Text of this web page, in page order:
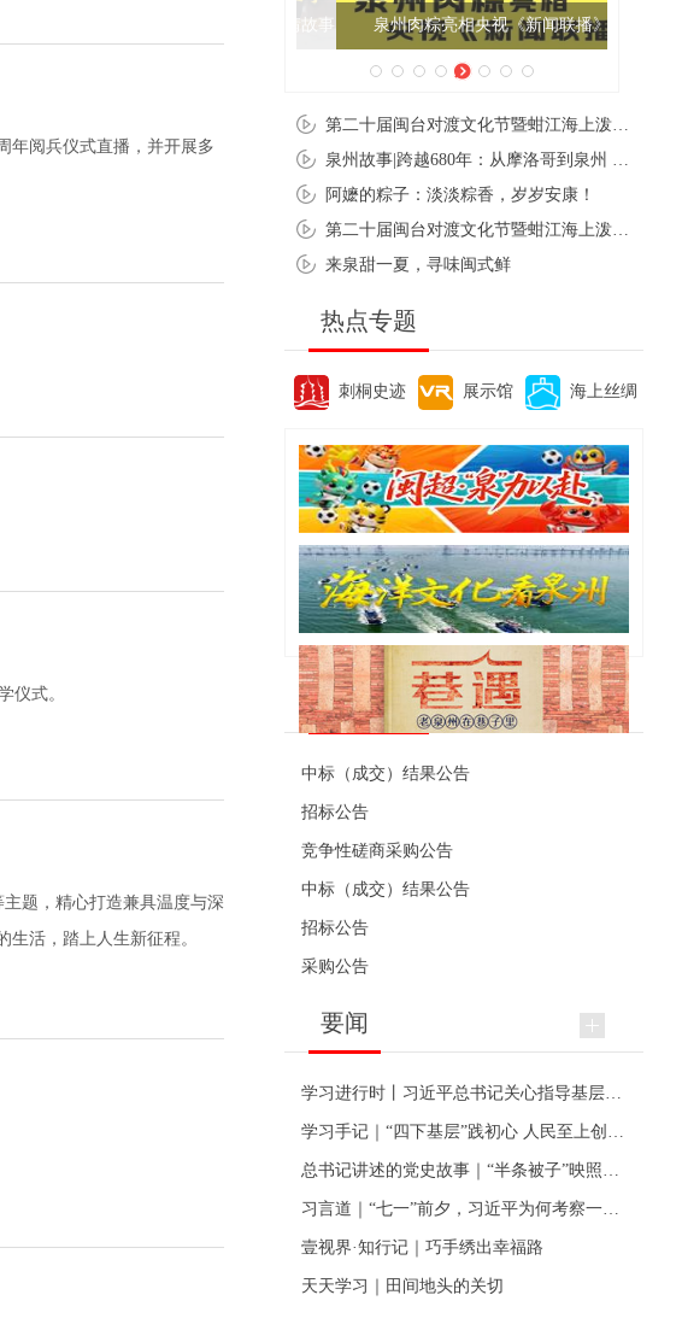
年阅兵仪式直播，并开展多
仪式。
题，精心打造兼具温度与深
活，踏上人生新征程。
泉州肉粽亮相央视《新闻联播》
阿嬷的粽子：淡淡粽香，岁岁安康！
来泉甜一夏，寻味闽式鲜
热点专题
刺桐史迹 展示馆 海上丝绸
便民资讯
中标（成交）结果公告
招标公告
竞争性磋商采购公告
中标（成交）结果公告
招标公告
采购公告
要闻
壹视界·知行记｜巧手绣出幸福路
天天学习｜田间地头的关切